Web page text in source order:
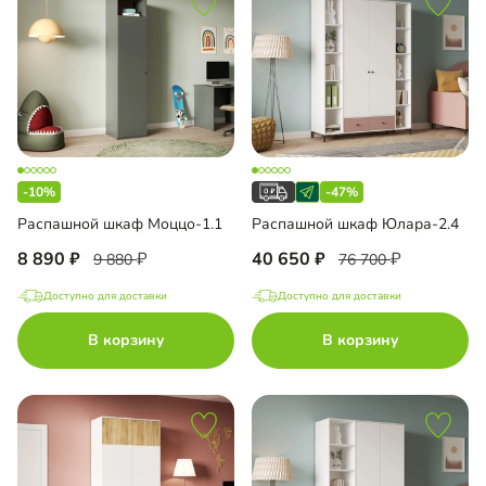
-10%
Распашной шкаф Моццо-1.1
8 890 9 880
Доступно для доставки
В корзину
-47%
Распашной шкаф Юлара-2.4
40 650 76 700
Доступно для доставки
В корзину